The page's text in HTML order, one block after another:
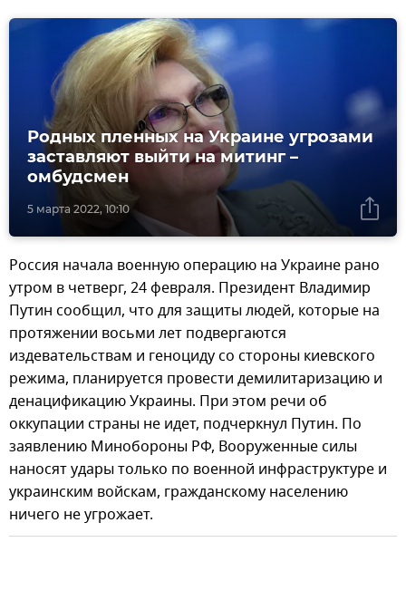
5 марта 2022, 10:10
Родных пленных на Украине угрозами
заставляют выйти на митинг –
омбудсмен
Россия начала военную операцию на Украине рано
утром в четверг, 24 февраля. Президент Владимир
Путин сообщил, что для защиты людей, которые на
протяжении восьми лет подвергаются
издевательствам и геноциду со стороны киевского
режима, планируется провести демилитаризацию и
денацификацию Украины. При этом речи об
оккупации страны не идет, подчеркнул Путин. По
заявлению Минобороны РФ, Вооруженные силы
наносят удары только по военной инфраструктуре и
украинским войскам, гражданскому населению
ничего не угрожает.